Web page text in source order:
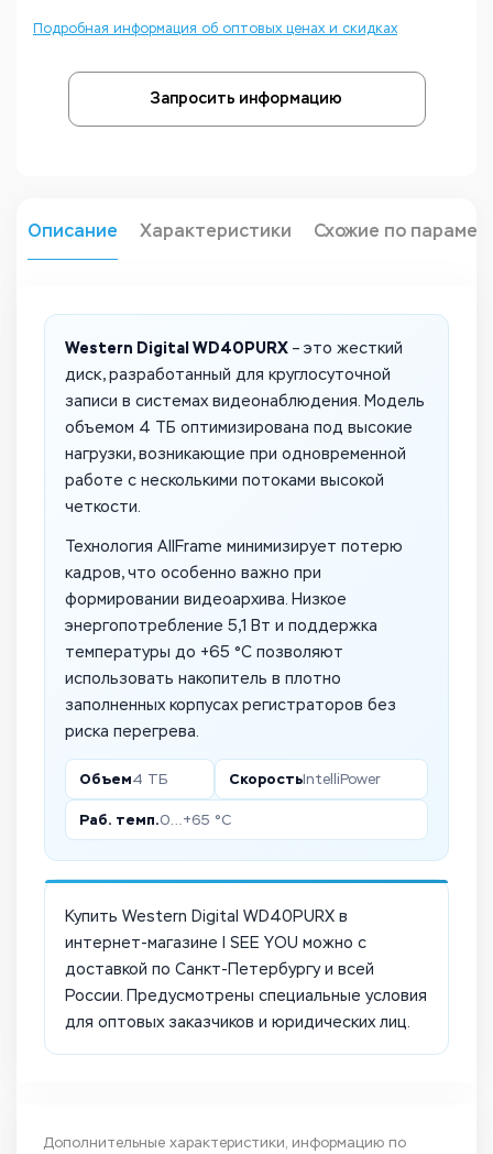
Подробная информация об оптовых ценах и скидках
Запросить информацию
Описание Характеристики Схожие по
Western Digital WD40PURX – это жесткий
диск, разработанный для круглосуточной
записи в системах видеонаблюдения. Модель
объемом 4 ТБ оптимизирована под высокие
нагрузки, возникающие при одновременной
работе с несколькими потоками высокой
четкости.
Технология AllFrame минимизирует потерю
кадров, что особенно важно при
формировании видеоархива. Низкое
энергопотребление 5,1 Вт и поддержка
температуры до +65 °C позволяют
использовать накопитель в плотно
заполненных корпусах регистраторов без
риска перегрева.
Объем4 ТБ СкоростьIntelliPower
Раб. темп.0…+65 °C
Купить Western Digital WD40PURX в
интернет-магазине I SEE YOU можно с
доставкой по Санкт-Петербургу и всей
России. Предусмотрены специальные условия
для оптовых заказчиков и юридических лиц.
Дополнительные характеристики, информацию по